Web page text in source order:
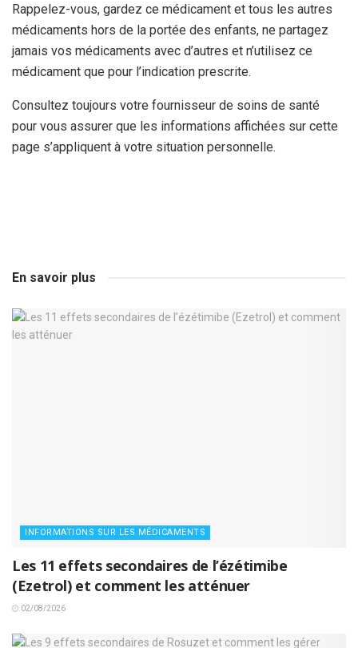
Rappelez-vous, gardez ce médicament et tous les autres
médicaments hors de la portée des enfants, ne partagez
jamais vos médicaments avec d’autres et n’utilisez ce
médicament que pour l’indication prescrite.
Consultez toujours votre fournisseur de soins de santé
pour vous assurer que les informations affichées sur cette
page s’appliquent à votre situation personnelle.
En savoir plus
INFORMATIONS SUR LES MÉDICAMENTS
Les 11 effets secondaires de l’ézétimibe
(Ezetrol) et comment les atténuer
02/08/2026